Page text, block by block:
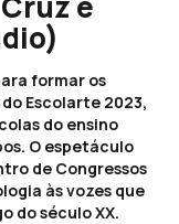
formar os
Escolarte 2023,
do ensino
O espetáculo
de Congressos
às vozes que
do século XX.